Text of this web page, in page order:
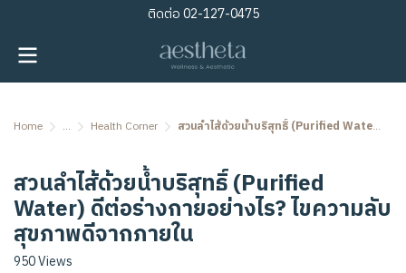
ติดต่อ02-127-0475
Home ... Health Corner สวนลำไส้ด้วยน้ำบริสุทธิ์ (Purified Water) ดีต่อร่างกายอย่างไร? ไขความลับสุขภาพดีจากภายใน
สวนลำไส้ด้วยน้ำบริสุทธิ์ (Purified
Water) ดีต่อร่างกายอย่างไร? ไขความลับ
สุขภาพดีจากภายใน
950 Views